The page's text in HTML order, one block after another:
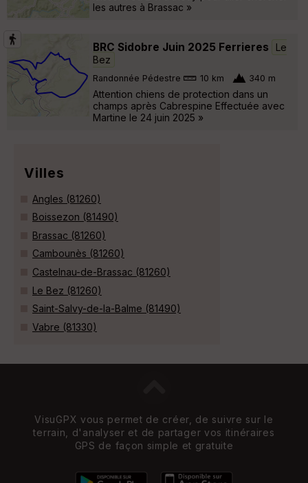
les autres à Brassac »
BRC Sidobre Juin 2025 Ferrieres
Le
Bez
Randonnée Pédestre 10 km 340 m
Attention chiens de protection dans un
champs après Cabrespine Effectuée avec
Martine le 24 juin 2025 »
Villes
Angles (81260)
Boissezon (81490)
Brassac (81260)
Cambounès (81260)
Castelnau-de-Brassac (81260)
Le Bez (81260)
Saint-Salvy-de-la-Balme (81490)
Vabre (81330)
VisuGPX vous permet de créer, de suivre sur le
terrain, d'analyser et de partager vos itinéraires
GPS de façon simple et gratuite